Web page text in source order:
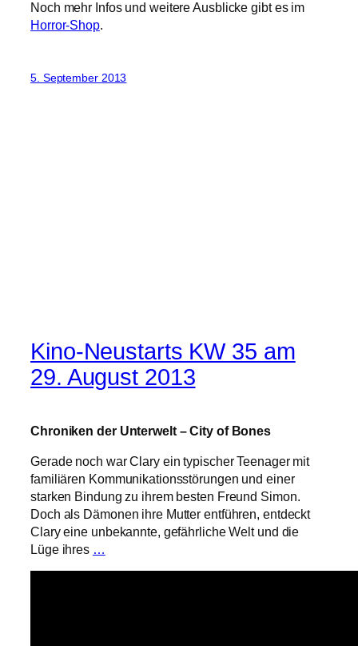
Noch mehr Infos und weitere Ausblicke gibt es im
Horror-Shop.
5. September 2013
Kino-Neustarts KW 35 am
29. August 2013
Chroniken der Unterwelt – City of Bones
Gerade noch war Clary ein typischer Teenager mit
familiären Kommunikationsstörungen und einer
starken Bindung zu ihrem besten Freund Simon.
Doch als Dämonen ihre Mutter entführen, entdeckt
Clary eine unbekannte, gefährliche Welt und die
Lüge ihres …